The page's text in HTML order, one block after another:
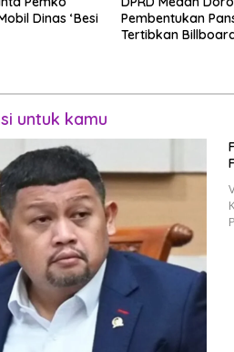
Dinas ‘Besi
Pembentukan
Tertibkan
untuk kamu